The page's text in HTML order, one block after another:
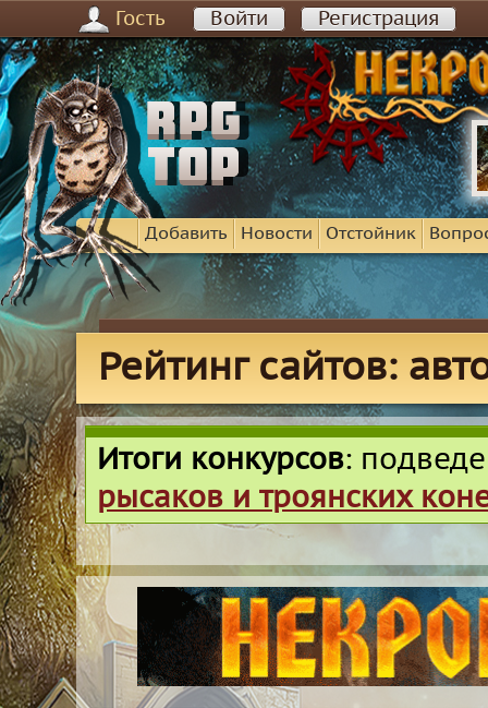
Гость Войти Регистрация
Добавить Новости Отстойник
Рейтинг сайтов:
Итоги конкурсов:
рысаков и троянских